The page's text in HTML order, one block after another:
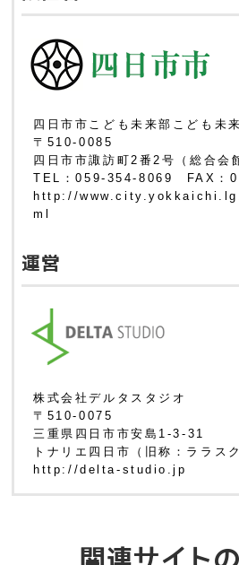
四日市市こども未来部こども未
〒510-0085
四日市市諏訪町2番2号（総合会
TEL：059-354-8069 FAX：
http://
ml
運営
株式会社デルタスタジオ
〒510-0075
三重県四日市市安島1-3-31
トナリエ四日市（旧称：ララス
http://delta-studio.jp
関連サイト